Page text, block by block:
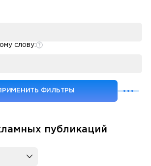
слову:
ФИЛЬТРЫ
публикаций